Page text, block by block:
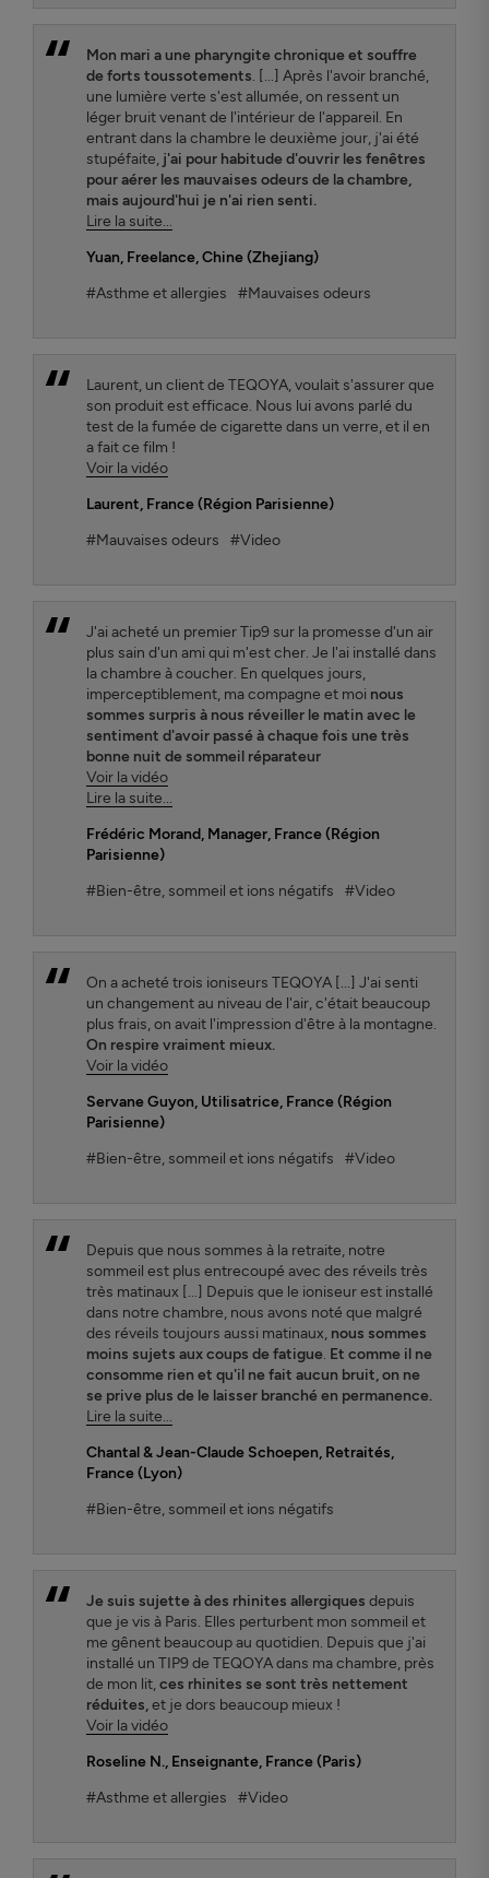
Mon mari a une pharyngite chronique et souffre
de forts toussotements. [...] Après l'avoir branché,
une lumière verte s'est allumée, on ressent un
léger bruit venant de l'intérieur de l'appareil. En
entrant dans la chambre le deuxième jour, j'ai été
stupéfaite, j'ai pour habitude d'ouvrir les fenêtres
pour aérer les mauvaises odeurs de la chambre,
mais aujourd'hui je n'ai rien senti.
Lire la suite...
Yuan, Freelance, Chine (Zhejiang)
#Asthme et allergies
#Mauvaises odeurs
Laurent, un client de TEQOYA, voulait s'assurer que
son produit est efficace. Nous lui avons parlé du
test de la fumée de cigarette dans un verre, et il en
a fait ce film !
Voir la vidéo
Laurent, France (Région Parisienne)
#Mauvaises odeurs
#Video
J'ai acheté un premier Tip9 sur la promesse d'un air
plus sain d'un ami qui m'est cher. Je l'ai installé dans
la chambre à coucher. En quelques jours,
imperceptiblement, ma compagne et moi nous
sommes surpris à nous réveiller le matin avec le
sentiment d'avoir passé à chaque fois une très
bonne nuit de sommeil réparateur
Voir la vidéo
Lire la suite...
Frédéric Morand, Manager, France (Région
Parisienne)
#Bien-être, sommeil et ions négatifs
#Video
On a acheté trois ioniseurs TEQOYA [...] J'ai senti
un changement au niveau de l'air, c'était beaucoup
plus frais, on avait l'impression d'être à la montagne.
On respire vraiment mieux.
Voir la vidéo
Servane Guyon, Utilisatrice, France (Région
Parisienne)
#Bien-être, sommeil et ions négatifs
#Video
Depuis que nous sommes à la retraite, notre
sommeil est plus entrecoupé avec des réveils très
très matinaux [...] Depuis que le ioniseur est installé
dans notre chambre, nous avons noté que malgré
des réveils toujours aussi matinaux, nous sommes
moins sujets aux coups de fatigue. Et comme il ne
consomme rien et qu'il ne fait aucun bruit, on ne
se prive plus de le laisser branché en permanence.
Lire la suite...
Chantal & Jean-Claude Schoepen, Retraités,
France (Lyon)
#Bien-être, sommeil et ions négatifs
Je suis sujette à des rhinites allergiques depuis
que je vis à Paris. Elles perturbent mon sommeil et
me gênent beaucoup au quotidien. Depuis que j'ai
installé un TIP9 de TEQOYA dans ma chambre, près
de mon lit,ces rhinites se sont très nettement
réduites,et je dors beaucoup mieux !
Voir la vidéo
Roseline N., Enseignante, France (Paris)
#Asthme et allergies
#Video